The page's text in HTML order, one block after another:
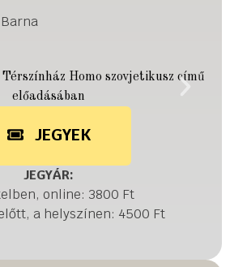
JEGYÁR:
online: 3800 Ft
a helyszínen: 4500 Ft
JEGYEK